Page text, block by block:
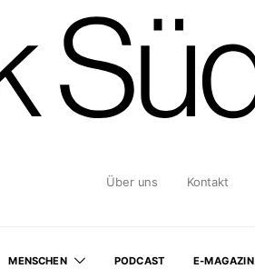
Über uns Kontakt
MENSCHEN PODCAST E-MAGAZIN